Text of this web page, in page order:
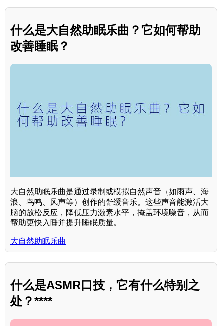
什么是大自然助眠乐曲？它如何帮助
改善睡眠？
大自然助眠乐曲是通过录制或模拟自然声音（如雨声、海
浪、鸟鸣、风声等）创作的舒缓音乐。这些声音能激活大
脑的放松反应，降低压力激素水平，掩盖环境噪音，从而
帮助更快入睡并提升睡眠质量。
大自然助眠乐曲
什么是ASMR口技，它有什么特别之
处？****